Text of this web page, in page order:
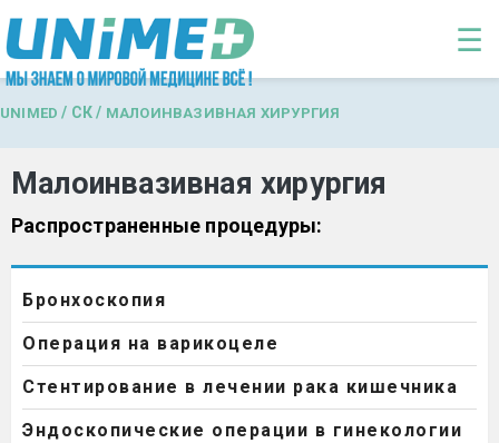
Перейти к основному содержанию
☰
UNIMED / СК / МАЛОИНВАЗИВНАЯ ХИРУРГИЯ
Малоинвазивная хирургия
Распространенные процедуры:
Бронхоскопия
Операция на варикоцеле
Стентирование в лечении рака кишечника
Эндоскопические операции в гинекологии